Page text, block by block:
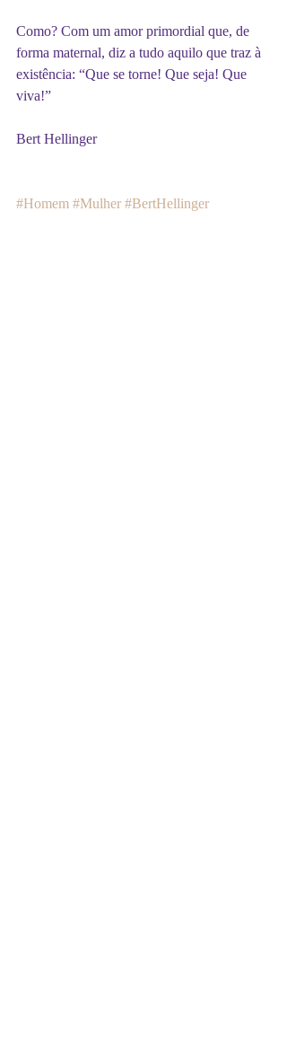
Como? Com um amor primordial que, de
forma maternal, diz a tudo aquilo que traz à
existência: “Que se torne! Que seja! Que
viva!”
Bert Hellinger
#Homem #Mulher #BertHellinger